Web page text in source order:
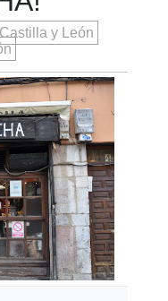
Castilla y León